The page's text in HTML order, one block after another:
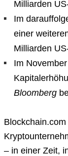
Milliarden
Im
einer
Milliarden
Im
Bloomberg
– in einer Zeit,